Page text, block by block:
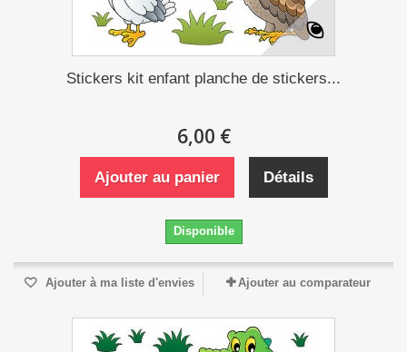
Stickers kit enfant planche de stickers...
6,00 €
Ajouter au panier Détails
Disponible
Ajouter à ma liste d'envies Ajouter au comparateur